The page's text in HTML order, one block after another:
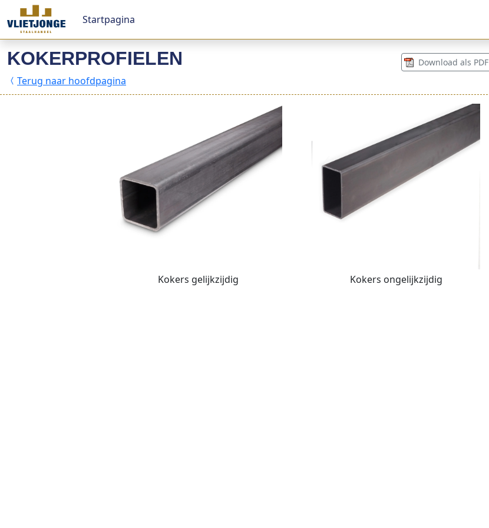
Startpagina
KOKERPROFIELEN Download als PDF
Terug naar hoofdpagina
Kokers gelijkzijdig Kokers ongelijkzijdig